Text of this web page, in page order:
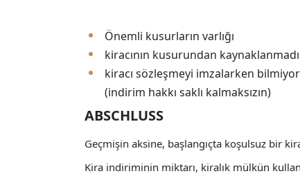
Önemli kusurların varlığı
kiracının kusurundan
kiracı sözleşmeyi imzalarken
(indirim hakkı saklı kalmaksızın)
ABSCHLUSS
Geçmişin aksine, başlangıçta koşulsuz bir
Kira indiriminin miktarı, kiralık mülkün